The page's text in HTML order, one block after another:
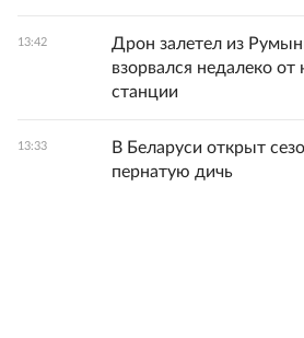
13:42
Дрон залетел из
взорвался недалеко
станции
13:33
В Беларуси открыт
пернатую дичь